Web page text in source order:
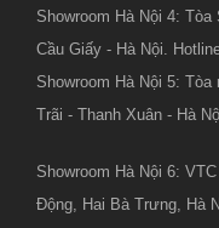
Showroom Hà Nội 4:
Cầu Giấy - Hà Nội.
Showroom Hà Nội 5:
Trãi - Thanh Xuân - Hà
Showroom Hà Nội 6:
Động, Hai Bà Trưng, Hà